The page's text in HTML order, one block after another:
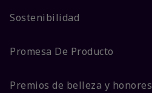
Sostenibilidad
Promesa De Producto
Premios de belleza y honores